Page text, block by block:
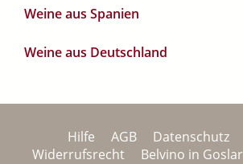
Weine aus Spanien
Weine aus Deutschland
Hilfe AGB Datenschutz
Widerrufsrecht
Belvino in Goslar